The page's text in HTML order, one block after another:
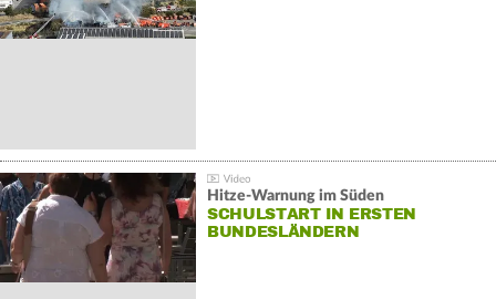
Hitze-Warnung im Süden
SCHULSTART IN ERSTEN
BUNDESLÄNDERN